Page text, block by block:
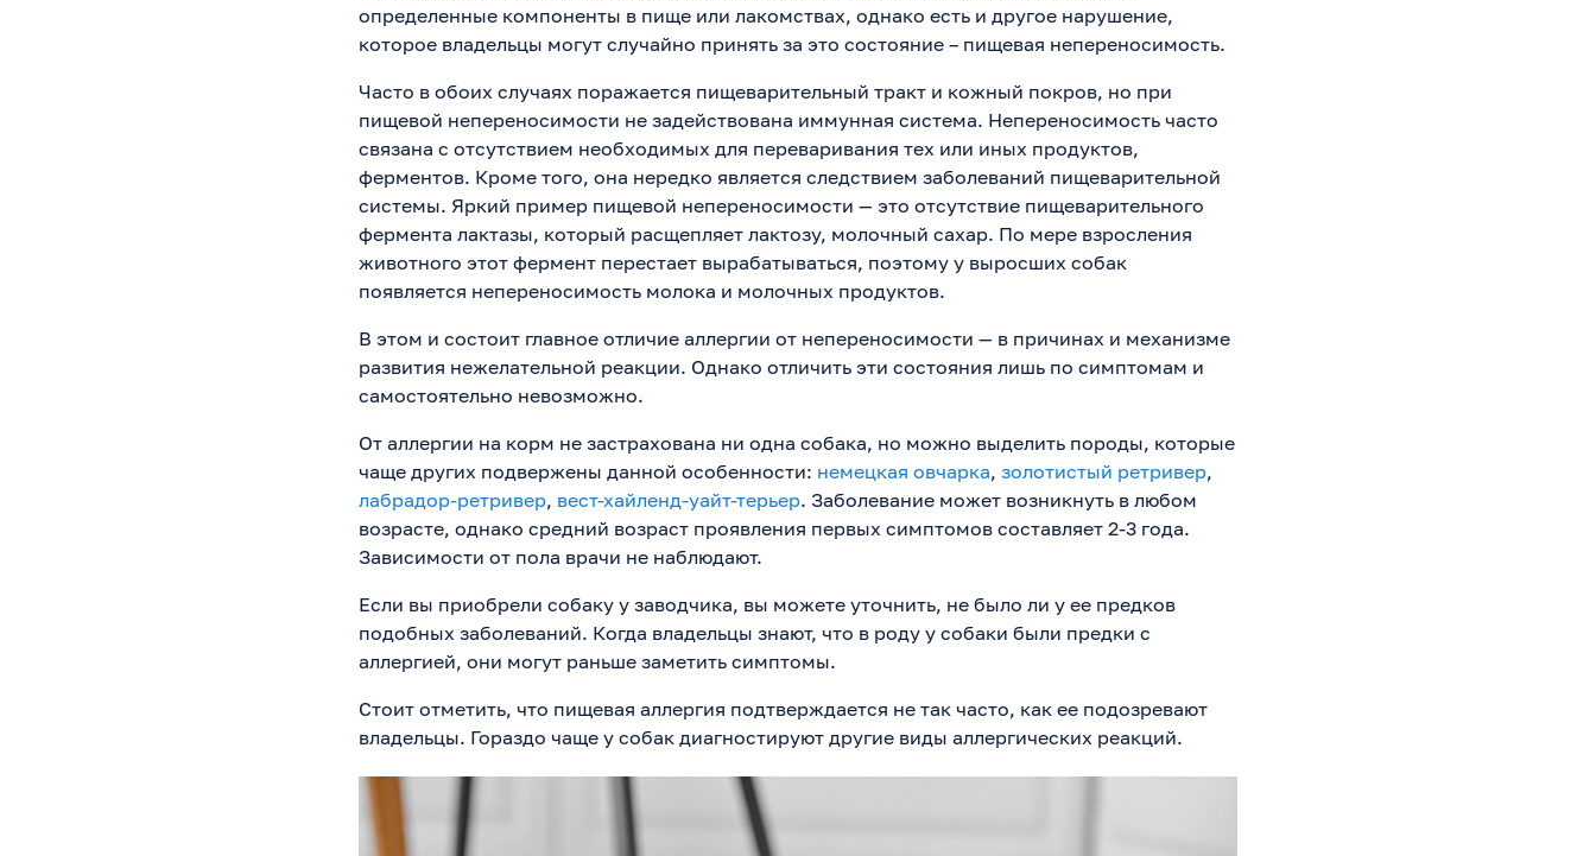
определенные компоненты в пище или лакомствах, однако есть и другое нарушение,
которое владельцы могут случайно принять за это состояние – пищевая непереносимость.
Часто в обоих случаях поражается пищеварительный тракт и кожный покров, но при
пищевой непереносимости не задействована иммунная система. Непереносимость часто
связана с отсутствием необходимых для переваривания тех или иных продуктов,
ферментов. Кроме того, она нередко является следствием заболеваний пищеварительной
системы. Яркий пример пищевой непереносимости — это отсутствие пищеварительного
фермента лактазы, который расщепляет лактозу, молочный сахар. По мере взросления
животного этот фермент перестает вырабатываться, поэтому у выросших собак
появляется непереносимость молока и молочных продуктов.
В этом и состоит главное отличие аллергии от непереносимости — в причинах и механизме
развития нежелательной реакции. Однако отличить эти состояния лишь по симптомам и
самостоятельно невозможно.
От аллергии на корм не застрахована ни одна собака, но можно выделить породы, которые
чаще других подвержены данной особенности: немецкая овчарка, золотистый ретривер,
лабрадор-ретривер, вест-хайленд-уайт-терьер. Заболевание может возникнуть в любом
возрасте, однако средний возраст проявления первых симптомов составляет 2-3 года.
Зависимости от пола врачи не наблюдают.
Если вы приобрели собаку у заводчика, вы можете уточнить, не было ли у ее предков
подобных заболеваний. Когда владельцы знают, что в роду у собаки были предки с
аллергией, они могут раньше заметить симптомы.
Стоит отметить, что пищевая аллергия подтверждается не так часто, как ее подозревают
владельцы. Гораздо чаще у собак диагностируют другие виды аллергических реакций.